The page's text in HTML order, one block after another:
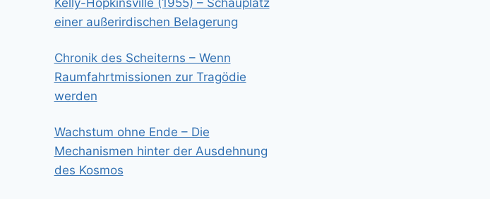
Kelly-Hopkinsville (1955) – Schauplatz
einer außerirdischen Belagerung
Chronik des Scheiterns – Wenn
Raumfahrtmissionen zur Tragödie
werden
Wachstum ohne Ende – Die
Mechanismen hinter der Ausdehnung
des Kosmos